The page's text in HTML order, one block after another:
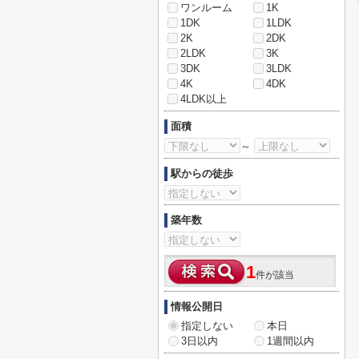
ワンルーム
1K
1DK
1LDK
2K
2DK
2LDK
3K
3DK
3LDK
4K
4DK
4LDK以上
面積
～
駅からの徒歩
築年数
1件が該当
情報公開日
指定しない
本日
3日以内
1週間以内